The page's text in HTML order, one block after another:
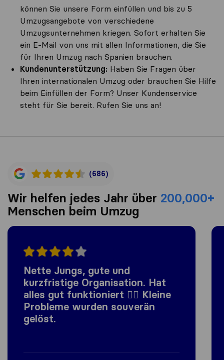
können Sie unsere Form einfüllen und bis zu 5
Umzugsangebote von verschiedene
Umzugsunternehmen kriegen. Sofort erhalten Sie
ein E-Mail von uns mit allen Informationen, die Sie
für Ihren Umzug nach Spanien brauchen.
Kundenunterstützung: Haben Sie Fragen über
Ihren internationalen Umzug oder brauchen Sie Hilfe
beim Einfüllen der Form? Unser Kundenservice
steht für Sie bereit. Rufen Sie uns an!
(686)
Wir helfen jedes Jahr über 200,000+
Menschen beim Umzug
Nette Jungs, gute und
kurzfristige Organisation. Hat
alles gut funktioniert 👍🏼 Kleine
Probleme wurden souverän
gelöst.